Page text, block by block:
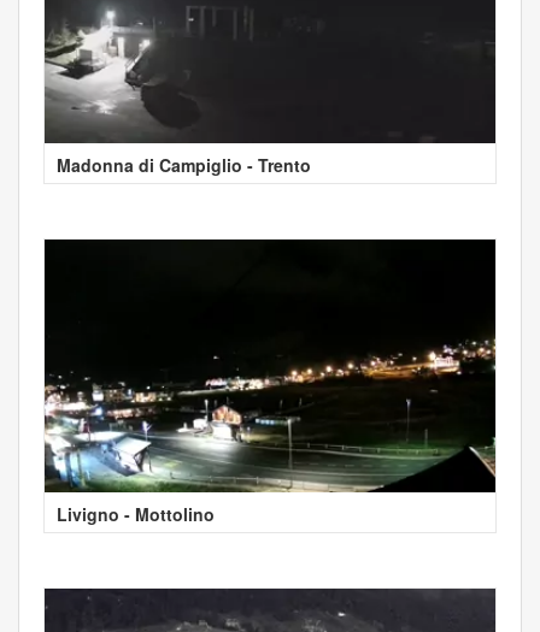
Madonna di Campiglio - Trento
Livigno - Mottolino